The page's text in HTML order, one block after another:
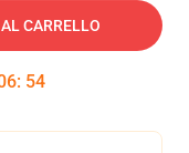
CARRELLO
: 53